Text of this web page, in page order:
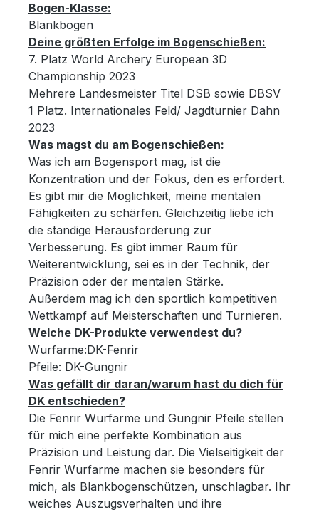
Bogen-Klasse:
Blankbogen
Deine größten Erfolge im Bogenschießen:
7. Platz World Archery European 3D
Championship 2023
Mehrere Landesmeister Titel DSB sowie DBSV
1 Platz. Internationales Feld/ Jagdturnier Dahn
2023
Was magst du am Bogenschießen:
Was ich am Bogensport mag, ist die
Konzentration und der Fokus, den es erfordert.
Es gibt mir die Möglichkeit, meine mentalen
Fähigkeiten zu schärfen. Gleichzeitig liebe ich
die ständige Herausforderung zur
Verbesserung. Es gibt immer Raum für
Weiterentwicklung, sei es in der Technik, der
Präzision oder der mentalen Stärke.
Außerdem mag ich den sportlich kompetitiven
Wettkampf auf Meisterschaften und Turnieren.
Welche DK-Produkte verwendest du?
Wurfarme:DK-Fenrir
Pfeile: DK-Gungnir
Was gefällt dir daran/warum hast du dich für
DK entschieden?
Die Fenrir Wurfarme und Gungnir Pfeile stellen
für mich eine perfekte Kombination aus
Präzision und Leistung dar. Die Vielseitigkeit der
Fenrir Wurfarme machen sie besonders für
mich, als Blankbogenschützen, unschlagbar. Ihr
weiches Auszugsverhalten und ihre